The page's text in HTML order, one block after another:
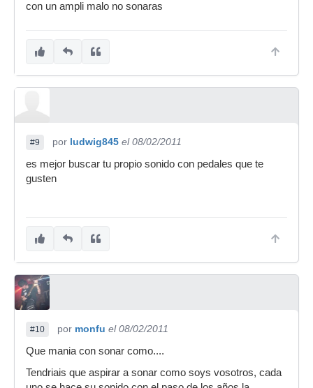
con un ampli malo no sonaras
#9 por ludwig845 el 08/02/2011
es mejor buscar tu propio sonido con pedales que te
gusten
#10 por monfu el 08/02/2011
Que mania con sonar como....
Tendriais que aspirar a sonar como soys vosotros, cada